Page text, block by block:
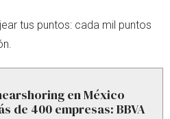
tus puntos: cada mil puntos
en México
de 400 empresas: BBVA